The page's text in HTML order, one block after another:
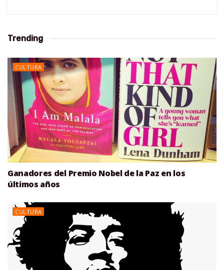
Trending
CULTURA
Ganadores del Premio Nobel de la Paz en los
últimos años
CULTURA